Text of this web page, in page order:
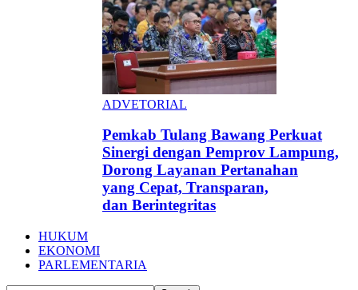
ADVETORIAL
Pemkab Tulang Bawang Perkuat
Sinergi dengan Pemprov Lampung,
Dorong Layanan Pertanahan
yang Cepat, Transparan,
dan Berintegritas
HUKUM
EKONOMI
PARLEMENTARIA